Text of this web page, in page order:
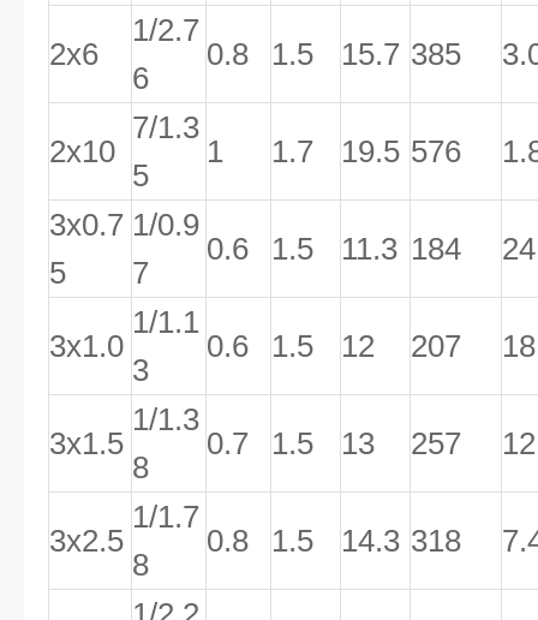
2x6
1/2.7
6
0.8 1.5 15.7 385
2x10
7/1.3
5
1 1.7 19.5 576
3x0.7
5
1/0.9
7
0.6 1.5 11.3 184
3x1.0
1/1.1
3
0.6 1.5 12 207
3x1.5
1/1.3
8
0.7 1.5 13 257
3x2.5
1/1.7
8
0.8 1.5 14.3 318